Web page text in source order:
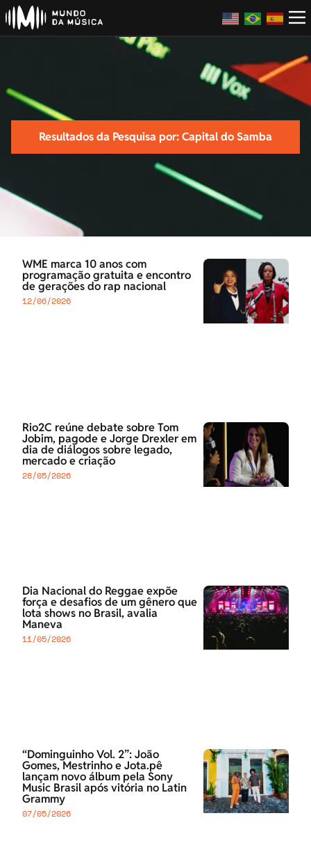
Resultados da Pesquisa por: Capital do Samba
WME marca 10 anos com
programação gratuita e encontro
de gerações do rap nacional
12/06/2026
Rio2C reúne debate sobre Tom
Jobim, pagode e Jorge Drexler em
dia de diálogos sobre legado,
mercado e criação
28/05/2026
Dia Nacional do Reggae expõe
força e desafios de um gênero que
lota shows no Brasil, avalia
Maneva
11/05/2026
“Dominguinho Vol. 2”: João
Gomes, Mestrinho e Jota.pê
lançam novo álbum pela Sony
Music Brasil após vitória no Latin
Grammy
07/05/2026